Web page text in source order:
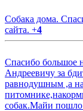
Собака дома.
сайта. +4
Спасибо большое
Андреевичу за
равнодушным ,а
собак.Майи пошло